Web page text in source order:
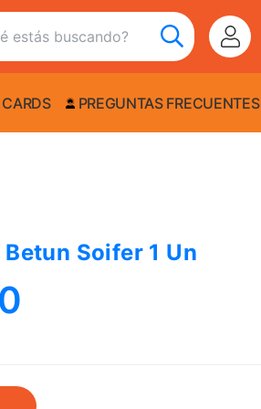
PREGUNTAS FRECUENTES
Soifer 1 Un